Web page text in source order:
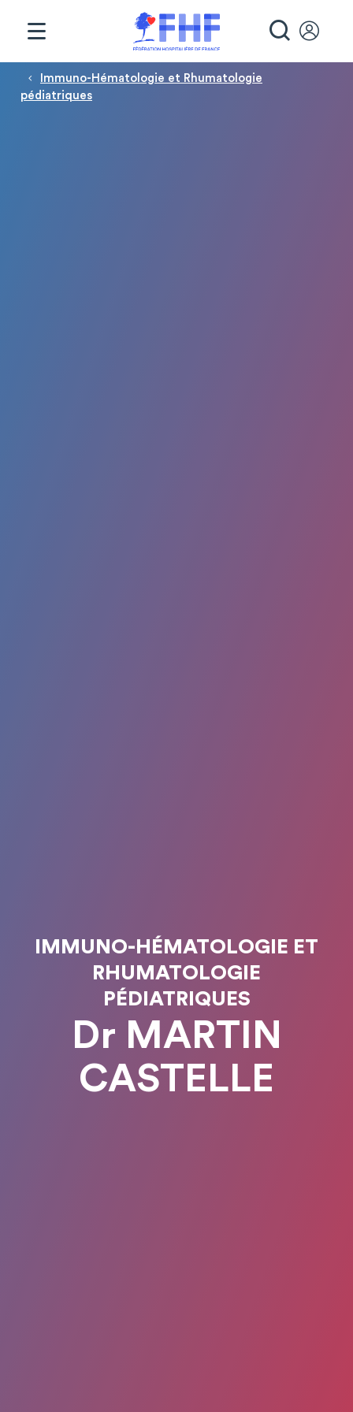
Fil d'Ariane
Immuno-Hématologie et Rhumatologie
pédiatriques
IMMUNO-HÉMATOLOGIE ET
RHUMATOLOGIE
PÉDIATRIQUES
Dr MARTIN
CASTELLE
Panneau de gestion des cookies